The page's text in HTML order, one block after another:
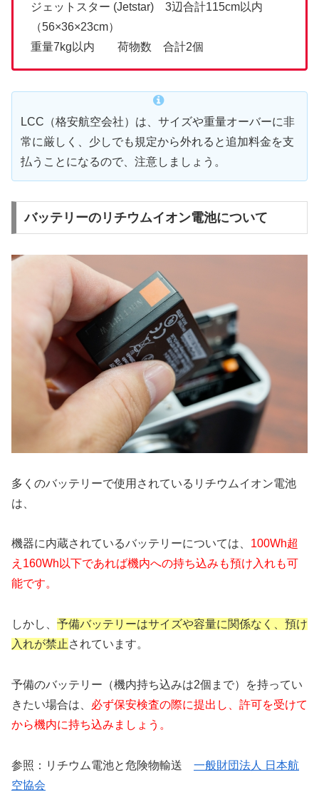
ジェットスター (Jetstar) 3辺合計115cm以内
（56×36×23cm）
重量7kg以内 荷物数 合計2個
LCC（格安航空会社）は、サイズや重量オーバーに非
常に厳しく、少しでも規定から外れると追加料金を支
払うことになるので、注意しましょう。
バッテリーのリチウムイオン電池について
多くのバッテリーで使用されているリチウムイオン電池
は、
機器に内蔵されているバッテリーについては、 100Wh超
え160Wh以下であれば機内への持ち込みも預け入れも可
能です。
しかし、 予備バッテリーはサイズや容量に関係なく、預け
入れが禁止 されています。​
予備のバッテリー（機内持ち込みは2個まで）を持ってい
きたい場合は、 必ず保安検査の際に提出し、許可を受けて
から機内に持ち込みましょう。
参照：リチウム電池と危険物輸送 一般財団法人 日本航
空協会